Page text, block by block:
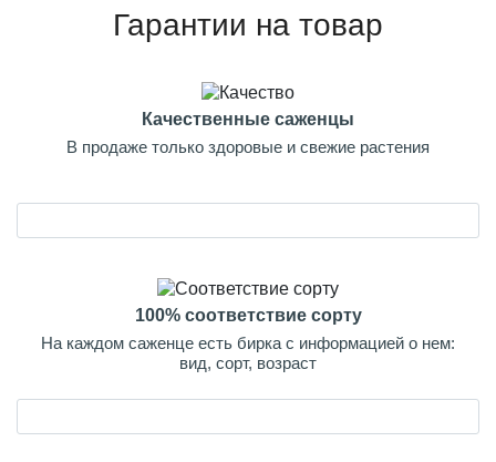
Гарантии на товар
Качественные саженцы
В продаже только здоровые и свежие растения
100% соответствие сорту
На каждом саженце есть бирка с информацией о нем:
вид, сорт, возраст